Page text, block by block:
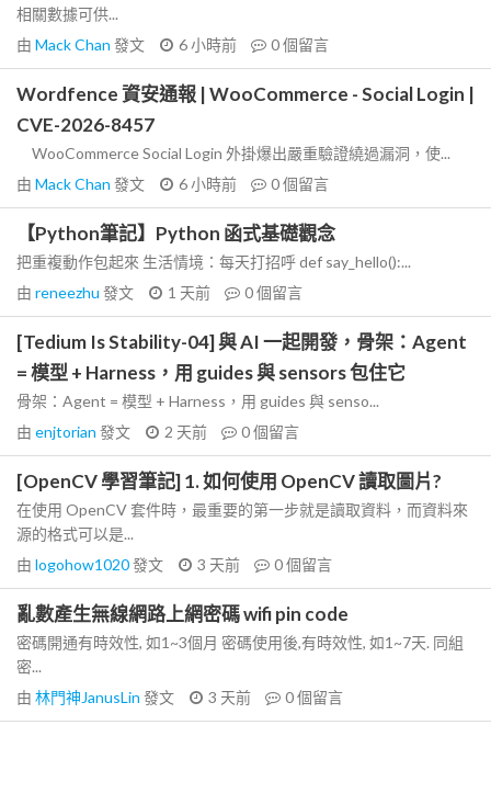
相關數據可供...
由 Mack Chan 發文 6 小時前 0個留言
Wordfence 資安通報 | WooCommerce - Social Login |
CVE-2026-8457
WooCommerce Social Login 外掛爆出嚴重驗證繞過漏洞，使...
由 Mack Chan 發文 6 小時前 0個留言
【Python筆記】Python 函式基礎觀念
把重複動作包起來 生活情境：每天打招呼 def say_hello():...
由 reneezhu 發文 1 天前 0個留言
[Tedium Is Stability-04] 與 AI 一起開發，骨架：Agent
= 模型 + Harness，用 guides 與 sensors 包住它
骨架：Agent = 模型 + Harness，用 guides 與 senso...
由 enjtorian 發文 2 天前 0個留言
[OpenCV 學習筆記] 1. 如何使用 OpenCV 讀取圖片?
在使用 OpenCV 套件時，最重要的第一步就是讀取資料，而資料來
源的格式可以是...
由 logohow1020發文 3 天前 0個留言
亂數產生無線網路上網密碼 wifi pin code
密碼開通有時效性, 如1~3個月 密碼使用後,有時效性, 如1~7天. 同組
密...
由 林門神JanusLin 發文 3 天前 0個留言